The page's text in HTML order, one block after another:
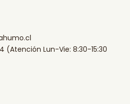
(Atención Lun-Vie: 8:30-15:30